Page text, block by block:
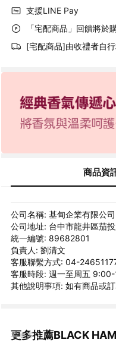
支援LINE Pay
「宅配商品」回饋將
[宅配商品]由收禮者自
商品資
公司名稱: 基甸企業有限公司
公司地址: 台中市龍井區茄
統一編號: 89682801
負責人: 劉清文
客服聯繫方式: 04-
客服時段: 週一至周五
其他說明事項: 如有商品或
更多推薦BLACK
看更多